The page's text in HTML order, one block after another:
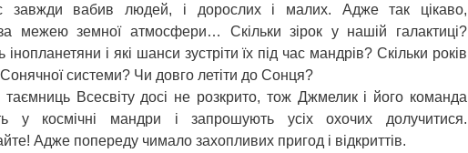
завжди вабив людей, і дорослих і малих. Адже так цікаво,
межею земної атмосфери… Скільки зірок у нашій галактиці?
інопланетяни і які шанси зустріти їх під час мандрів? Скільки років
системи? Чи довго летіти до Сонця?
таємниць Всесвіту досі не розкрито, тож Джмелик і його команда
у космічні мандри і запрошують усіх охочих долучитися.
Адже попереду чимало захопливих пригод і відкриттів.